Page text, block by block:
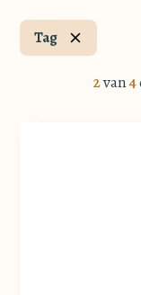
Tag
2van4